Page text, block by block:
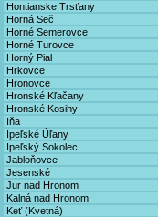
Hontianske Trsťany
Horná Seč
Horné Semerovce
Horné Turovce
Horný Pial
Hrkovce
Hronovce
Hronské Kľačany
Hronské Kosihy
Iňa
Ipeľské Úľany
Ipeľský Sokolec
Jabloňovce
Jesenské
Jur nad Hronom
Kalná nad Hronom
Keť (Kvetná)